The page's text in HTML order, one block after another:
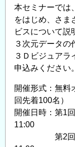
所
研
究
所
公
募
型
委
託
研
本セミナーでは
をはじめ、さま
ビスについて説
３次元データの
３Ｄビジュアラ
申込みください。
開催形式：無料
回先着100名）
開催日時：第1
11:00
第2回：